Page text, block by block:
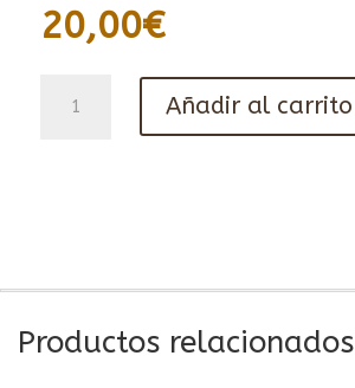
20,00€
cantidad
Añadir al carrito
Productos relacionados